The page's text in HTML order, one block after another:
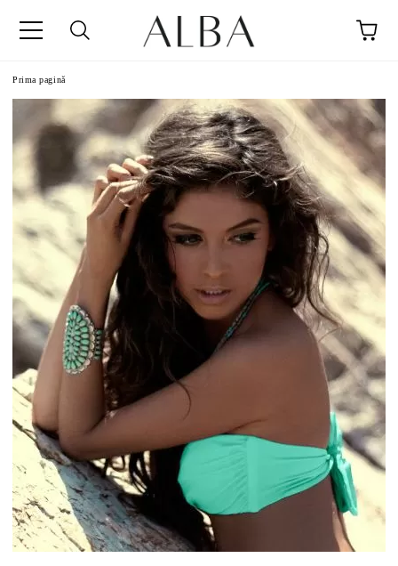
Prima pagină